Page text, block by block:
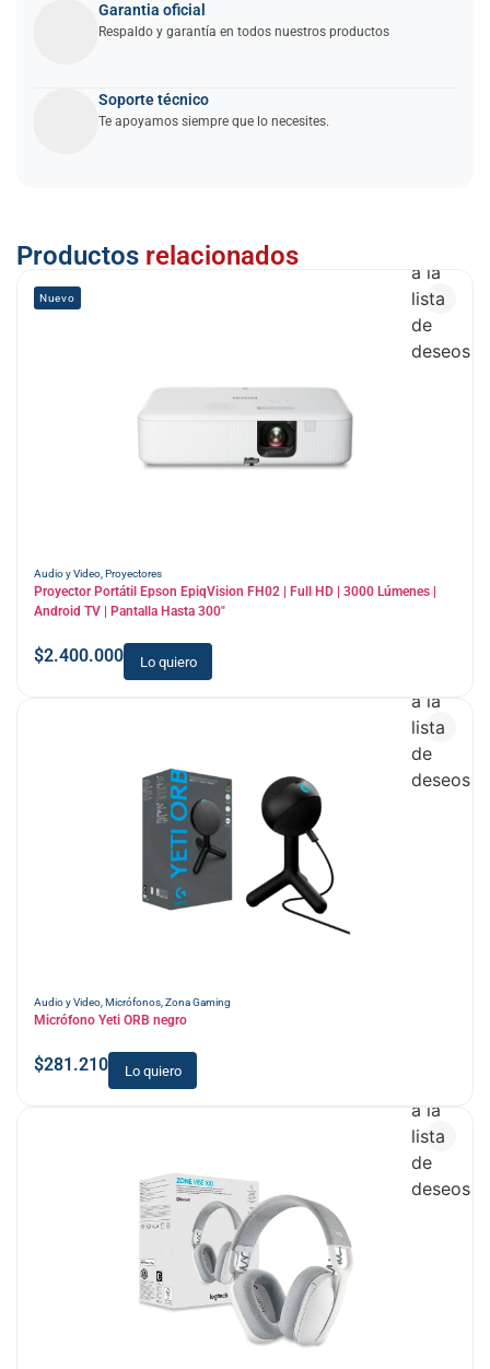
Garantia oficial
Respaldo y garantía en todos nuestros productos
Soporte técnico
Te apoyamos siempre que lo necesites.
Productos relacionados
Audio y Video Proyectores
Proyector Portátil Epson EpiqVision FH02 | Full HD | 3000 Lúmenes |
Android TV | Pantalla Hasta 300″
$2.400.000 Lo quiero
Nuevo
a la
lista
de
deseos
Audio y Video Micrófonos Zona Gaming
Micrófono Yeti ORB negro
$281.210 Lo quiero
a la
lista
de
deseos
a la
lista
de
deseos